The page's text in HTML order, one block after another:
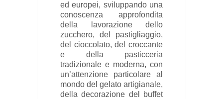
ed europei, sviluppando una
conoscenza approfondita
della lavorazione dello
zucchero, del pastigliaggio,
del cioccolato, del croccante
e della pasticceria
tradizionale e moderna, con
un’attenzione particolare al
mondo del gelato artigianale,
della decorazione del buffet